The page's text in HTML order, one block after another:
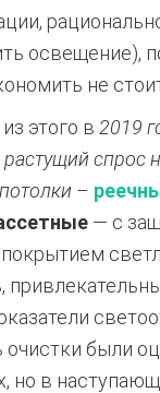
освещение),
не
этого в 2019
растущий спрос
–
— с
очистки были
но в